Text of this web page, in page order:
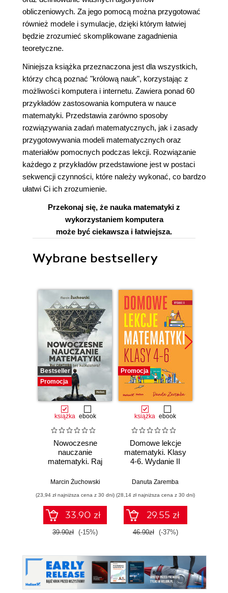
obliczeniowych. Za jego pomocą można przygotować
również modele i symulacje, dzięki którym łatwiej
będzie zrozumieć skomplikowane zagadnienia
teoretyczne.
Niniejsza książka przeznaczona jest dla wszystkich,
którzy chcą poznać "królową nauk", korzystając z
możliwości komputera i internetu. Zawiera ponad 60
przykładów zastosowania komputera w nauce
matematyki. Przedstawia zarówno sposoby
rozwiązywania zadań matematycznych, jak i zasady
przygotowywania modeli matematycznych oraz
materiałów pomocnych podczas lekcji. Rozwiązanie
każdego z przykładów przedstawione jest w postaci
sekwencji czynności, które należy wykonać, co bardzo
ułatwi Ci ich zrozumienie.
Przekonaj się, że nauka matematyki z
wykorzystaniem komputera
może być ciekawsza i łatwiejsza.
Wybrane bestsellery
Bestseller
Promocja
książka ebook
Nowoczesne
nauczanie
matematyki. Raj
kalkulatora?
Marcin Żuchowski
(23,94 zł najniższa cena z 30 dni)
33.90 zł
39.90zł (-15%)
Promocja
książka ebook
Domowe lekcje
matematyki. Klasy
4-6. Wydanie II
Danuta Zaremba
(28,14 zł najniższa cena z 30 dni)
29.55 zł
46.90zł (-37%)